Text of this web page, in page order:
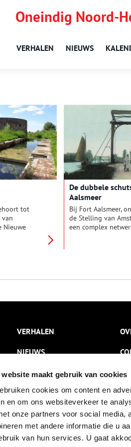
website maakt gebruik van cookies
cookies om content en
en om ons websiteverkeer te
onze partners voor social media,
met andere informatie die u
van hun services. U gaat
Oneindig Noord-
VERHALEN NIEUWS
tot
Nieuwe
De dubbele
Aalsmeer
Bij Fort Aalsmeer,
de Stelling van
een complex
plaatselijke boeren
water worden gezet.
VERHALEN
NIEUWS
KALENDER
THEMA’S
ACTIVITEITEN
VIDEO’S